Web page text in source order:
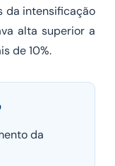
da intensificação
alta superior a
de 10%.
da